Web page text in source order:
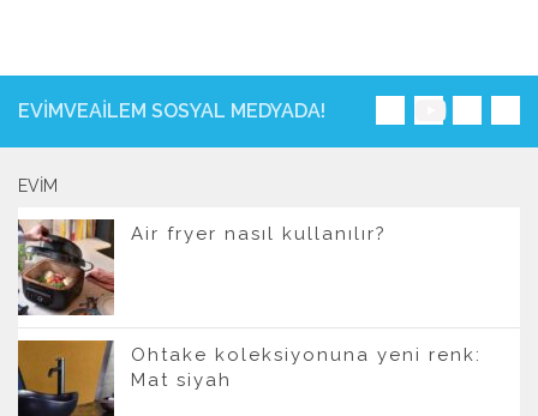
EVIMVEAILEM SOSYAL MEDYADA!
EVIM
Air fryer nasıl kullanılır?
Ohtake koleksiyonuna yeni renk:
Mat siyah